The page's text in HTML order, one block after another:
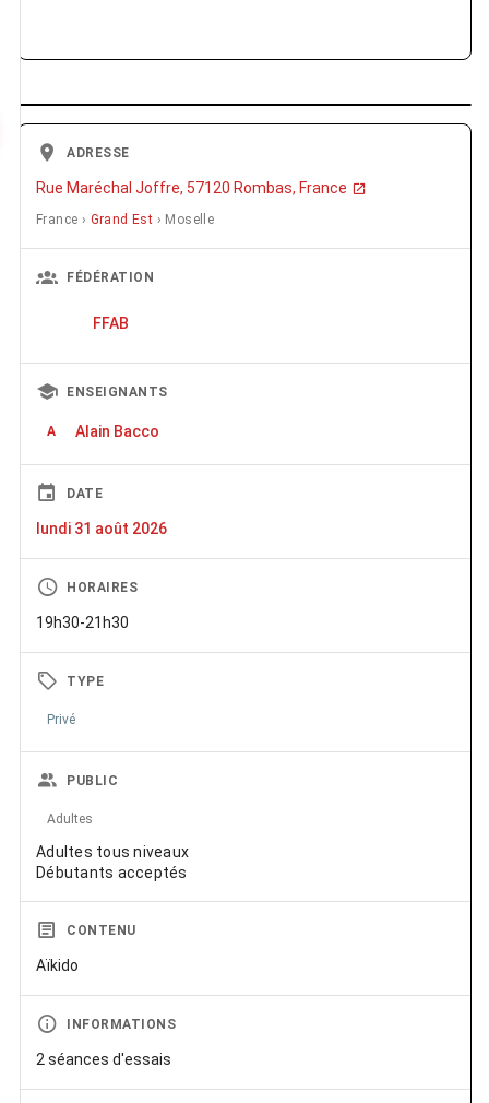
ADRESSE
Rue Maréchal Joffre, 57120 Rombas, France
France › Grand Est › Moselle
FÉDÉRATION
FFAB
ENSEIGNANTS
A Alain Bacco
DATE
lundi 31 août 2026
HORAIRES
19h30-21h30
TYPE
Privé
PUBLIC
Adultes
Adultes tous niveaux
Débutants acceptés
CONTENU
Aïkido
INFORMATIONS
2 séances d'essais